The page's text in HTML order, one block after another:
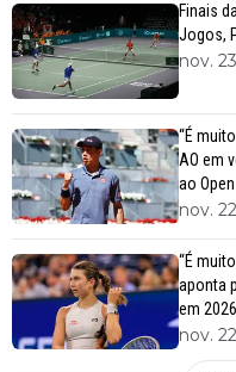
Finais
Jogos,
nov.
“É
AO em
ao
nov.
“É
aponta
em 2026
nov.